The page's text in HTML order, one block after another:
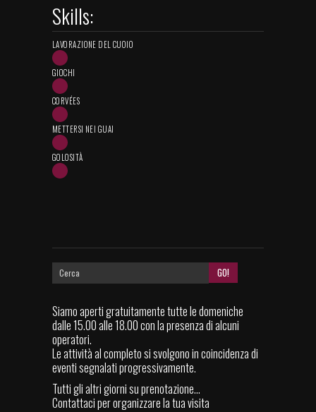
Skills:
LAVORAZIONE DEL CUOIO
GIOCHI
CORVÉES
METTERSI NEI GUAI
GOLOSITÀ
Siamo aperti gratuitamente tutte le domeniche
dalle 15.00 alle 18.00 con la presenza di alcuni
operatori.
Le attività al completo si svolgono in coincidenza di
eventi segnalati progressivamente.
Tutti gli altri giorni su prenotazione...
Contattaci per organizzare la tua visita